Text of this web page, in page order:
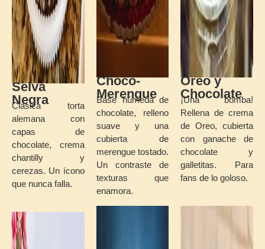
Selva
Negra
Clásica torta
alemana con
capas de
chocolate, crema
chantilly y
cerezas. Un ícono
que nunca falla.
Choco-
Merengue
Basehúmedade
chocolate, relleno
suavey una
cubiertade
merenguetostado.
Uncontrastede
texturasque
enamora.
Oreoy
Chocolate
¡Unabomba!
Rellenadecrema
deOreo,cubierta
con ganachede
chocolatey
galletitas. Para
fansde logoloso.